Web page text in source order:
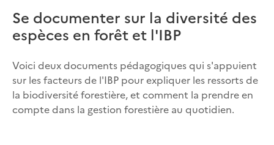
Se documenter sur la diversité des
espèces en forêt et l'IBP
Voici deux documents pédagogiques qui s'appuient
sur les facteurs de l'IBP pour expliquer les ressorts de
la biodiversité forestière, et comment la prendre en
compte dans la gestion forestière au quotidien.